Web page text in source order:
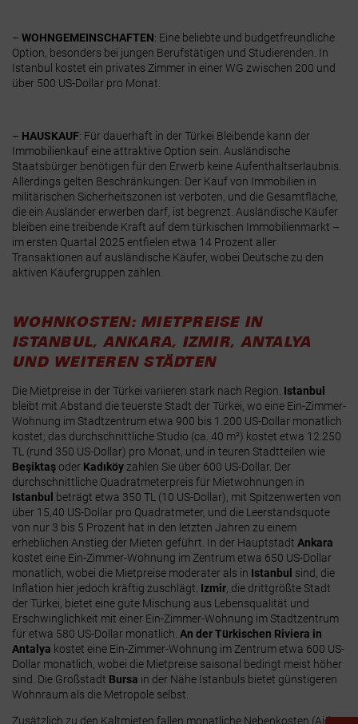
– WOHNGEMEINSCHAFTEN: Eine beliebte und budgetfreundliche
Option, besonders bei jungen Berufstätigen und Studierenden. In
Istanbul kostet ein privates Zimmer in einer WG zwischen 200 und
über 500 US-Dollar pro Monat.
– HAUSKAUF: Für dauerhaft in der Türkei Bleibende kann der
Immobilienkauf eine attraktive Option sein. Ausländische
Staatsbürger benötigen für den Erwerb keine Aufenthaltserlaubnis.
Allerdings gelten Beschränkungen: Der Kauf von Immobilien in
militärischen Sicherheitszonen ist verboten, und die Gesamtfläche,
die ein Ausländer erwerben darf, ist begrenzt. Ausländische Käufer
bleiben eine treibende Kraft auf dem türkischen Immobilienmarkt –
im ersten Quartal 2025 entfielen etwa 14 Prozent aller
Transaktionen auf ausländische Käufer, wobei Deutsche zu den
aktiven Käufergruppen zählen.
WOHNKOSTEN: MIETPREISE IN
ISTANBUL, ANKARA, IZMIR, ANTALYA
UND WEITEREN STÄDTEN
Die Mietpreise in der Türkei variieren stark nach Region. Istanbul
bleibt mit Abstand die teuerste Stadt der Türkei, wo eine Ein-Zimmer-
Wohnung im Stadtzentrum etwa 900 bis 1.200 US-Dollar monatlich
kostet; das durchschnittliche Studio (ca. 40 m²) kostet etwa 12.250
TL (rund 350 US-Dollar) pro Monat, und in teuren Stadtteilen wie
Beşiktaşoder Kadıköy zahlen Sie über 600 US-Dollar. Der
durchschnittliche Quadratmeterpreis für Mietwohnungen in
Istanbul
beträgt etwa 350 TL (10 US-Dollar), mit Spitzenwerten von
über 15,40 US-Dollar pro Quadratmeter, und die Leerstandsquote
von nur 3 bis 5 Prozent hat in den letzten Jahren zu einem
erheblichen Anstieg der Mieten geführt. In der Hauptstadt Ankara
kostet eine Ein-Zimmer-Wohnung im Zentrum etwa 650 US-Dollar
monatlich, wobei die Mietpreise moderater als in Istanbul sind, die
Inflation hier jedoch kräftig zuschlägt. Izmir , die drittgrößte Stadt
der Türkei, bietet eine gute Mischung aus Lebensqualität und
Erschwinglichkeit mit einer Ein-Zimmer-Wohnung im Stadtzentrum
für etwa 580 US-Dollar monatlich. An der Türkischen Riviera in
Antalya kostet eine Ein-Zimmer-Wohnung im Zentrum etwa 600 US-
Dollar monatlich, wobei die Mietpreise saisonal bedingt meist höher
sind. Die Großstadt Bursa in der Nähe Istanbuls bietet günstigeren
Wohnraum als die Metropole selbst.
Zusätzlich zu den Kaltmieten fallen monatliche Nebenkosten (Aidat